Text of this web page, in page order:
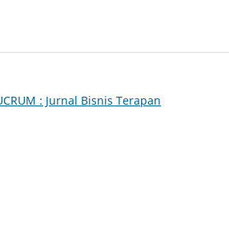
: Jurnal Bisnis Terapan